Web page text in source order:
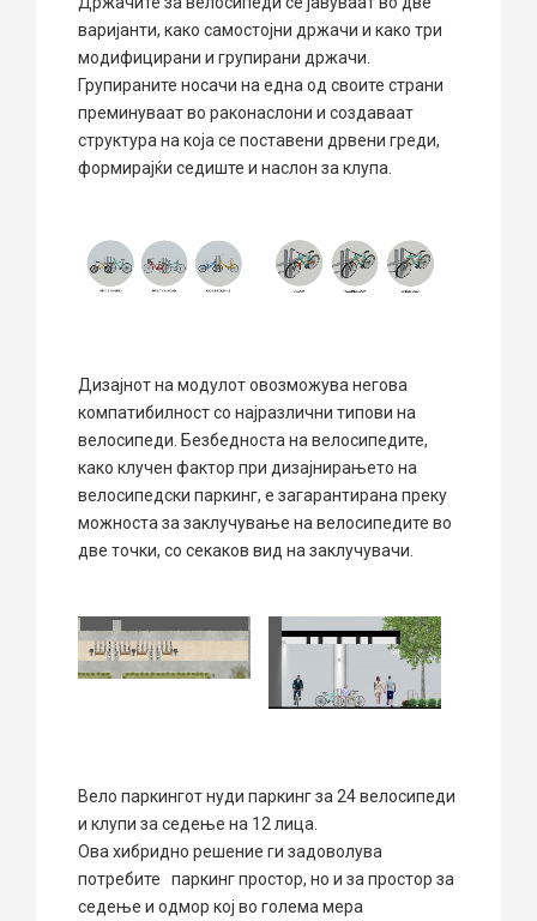
варијанти, како самостојни држачи и како три
модифицирани и групирани држачи.
Групираните носачи на една од своите страни
преминуваат во раконаслони и создаваат
структура на која се поставени дрвени греди,
формирајќи седиште и наслон за клупа.
Дизајнот на модулот овозможува негова
компатибилност со најразлични типови на
велосипеди. Безбедноста на велосипедите,
како клучен фактор при дизајнирањето на
велосипедски паркинг, е загарантирана преку
можноста за заклучување на велосипедите во
две точки, со секаков вид на заклучувачи.
Вело паркингот нуди паркинг за 24 велосипеди
и клупи за седење на 12 лица.
Ова хибридно решение ги задоволува
потребите паркинг простор, но и за простор за
седење и одмор кој во голема мера